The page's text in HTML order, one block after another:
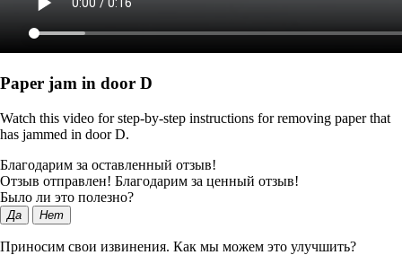
Paper jam in door D
Watch this video for step-by-step instructions for removing paper that
has jammed in door D.
Благодарим за оставленный отзыв!
Отзыв отправлен! Благодарим за ценный отзыв!
Было ли это полезно?
Да Нет
Приносим свои извинения. Как мы можем это улучшить?